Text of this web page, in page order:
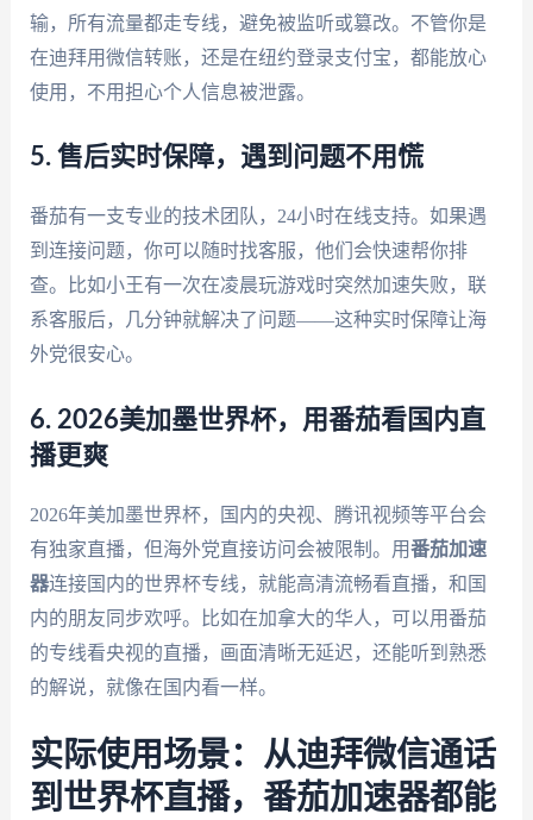
输，所有流量都走专线，避免被监听或篡改。不管你是
在迪拜用微信转账，还是在纽约登录支付宝，都能放心
使用，不用担心个人信息被泄露。
5. 售后实时保障，遇到问题不用慌
番茄有一支专业的技术团队，24小时在线支持。如果遇
到连接问题，你可以随时找客服，他们会快速帮你排
查。比如小王有一次在凌晨玩游戏时突然加速失败，联
系客服后，几分钟就解决了问题——这种实时保障让海
外党很安心。
6. 2026美加墨世界杯，用番茄看国内直
播更爽
2026年美加墨世界杯，国内的央视、腾讯视频等平台会
有独家直播，但海外党直接访问会被限制。用番茄加速
器连接国内的世界杯专线，就能高清流畅看直播，和国
内的朋友同步欢呼。比如在加拿大的华人，可以用番茄
的专线看央视的直播，画面清晰无延迟，还能听到熟悉
的解说，就像在国内看一样。
实际使用场景：从迪拜微信通话
到世界杯直播，番茄加速器都能